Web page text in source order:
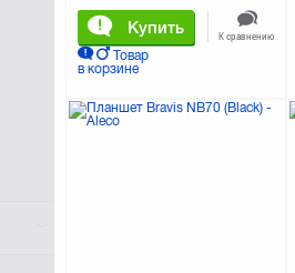
Купить
Товар
в корзине
К сравнению